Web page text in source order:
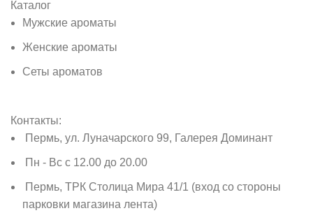
Каталог
Мужские ароматы
Женские ароматы
Сеты ароматов
Контакты:
Пермь, ул. Луначарского 99, Галерея Доминант
Пн - Вс с 12.00 до 20.00
Пермь, ТРК Столица Мира 41/1 (вход со стороны
парковки магазина лента)